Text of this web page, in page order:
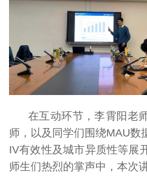
在互动环节，李霄阳老
师，以及同学们围绕MAU数
IV有效性及城市异质性等展
师生们热烈的掌声中，本次